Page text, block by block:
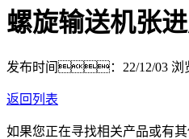
螺旋输送机张
发布时间：22/12/03
返回列表
如果您正在寻找相关产品或